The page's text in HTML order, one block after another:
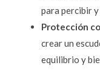
para percibir
Protección
crear un
equilibrio y